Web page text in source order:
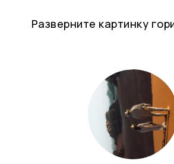
Разверните картинку